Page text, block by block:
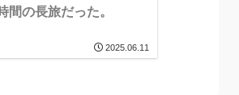
の長旅だった。
2025.06.11